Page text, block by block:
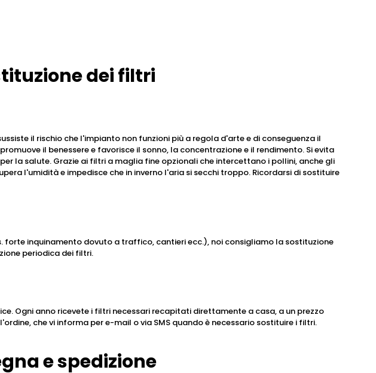
dei filtri
il rischio che l'impianto non funzioni più a regola d'arte e di conseguenza il
il benessere e favorisce il sonno, la concentrazione e il rendimento. Si evita
la salute. Grazie ai filtri a maglia fine opzionali che intercettano i pollini, anche gli
l'umidità e impedisce che in inverno l'aria si secchi troppo. Ricordarsi di sostituire
inquinamento dovuto a traffico, cantieri ecc.), noi consigliamo la sostituzione
periodica dei filtri.
Ogni anno ricevete i filtri necessari recapitati direttamente a casa, a un prezzo
che vi informa per e-mail o via SMS quando è necessario sostituire i filtri.
e spedizione